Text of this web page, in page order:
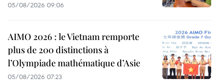
05/08/2026 09:06
AIMO 2026 : le Vietnam remporte
plus de 200 distinctions à
l’Olympiade mathématique d’Asie
05/08/2026 07:23